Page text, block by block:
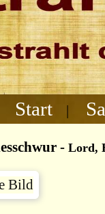
Start |
- Lord,